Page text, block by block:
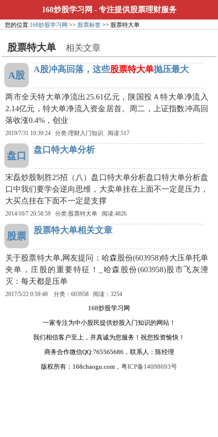
168炒股学习网 - 专注提供股票理财服务
您的位置:168炒股学习网 >> 股票标签 >> 股票特大单
股票特大单 相关文章
A股
A股冲高回落，这些股票特大单抛压最大
两市全天特大单净流出25.61亿元，陕国投Ａ特大单净流入
2.14亿元，特大单净流入资金居首。周二，上证指数冲高回
落收涨0.4%，创业
2019/7/31 10:39:24 分类:理财入门知识 阅读:517
盘口
盘口特大单分析
宋磊炒股制胜25招（八）盘口特大单分析盘口特大单分析盘
口中我们要学会逆向思维，大卖单挂在上面不一定是压力，
大买点挂在下面不一定是支撑
2014/10/7 20:58:59 分类:股票特大单 阅读:4826
股票
股票特大单相关文章
关于股票特大单,网友提问：哈森股份(603958)特大压单托单
夹单，庄股的重要特征！_哈森股份(603958)股市飞灰湮
灭：每天都是压单
2017/5/22 0:59:48 分类：603958 阅读：3254
168炒股学习网
一家专注为中小股民提供炒股入门知识的网站！
我们相信客户至上，并真诚为您服务！祝您投资愉快！
商务合作微信QQ:765565686，联系人：陈经理
版权所有：168chaogu.com， 粤ICP备14098693号